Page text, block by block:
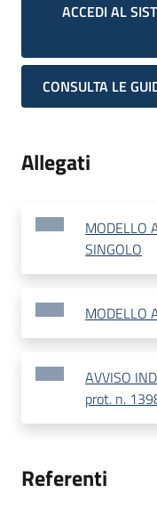
ACCEDI AL
CONSULTA LE
Allegati
MODELLO
SINGOLO
MODELLO
AVVISO
prot. n.
Referenti